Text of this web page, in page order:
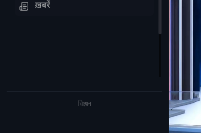
ख़बरें
विज्ञापन